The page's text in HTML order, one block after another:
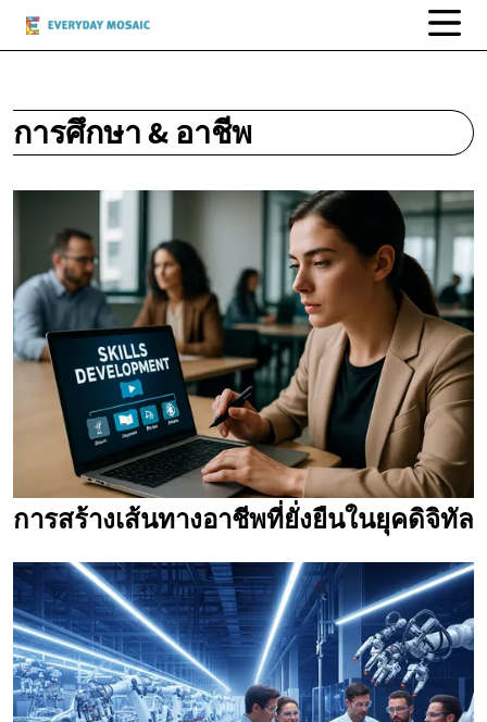
การศึกษา & อาชีพ
การสร้างเส้นทางอาชีพที่ยั่งยืนในยุคดิจิทัล